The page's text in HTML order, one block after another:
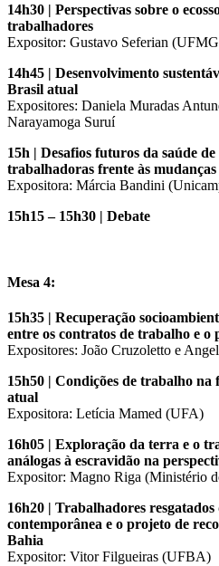
14h30 | Perspectivas sobre o
trabalhadores
Expositor: Gustavo Seferian
14h45 | Desenvolvimento
Brasil atual
Expositores: Daniela Muradas
Narayamoga Suruí
15h | Desafios futuros da saúde
trabalhadoras frente às mudanças
Expositora: Márcia Bandini
15h15 – 15h30 | Debate
Mesa 4:
15h35 | Recuperação
entre os contratos de trabalho e o
Expositores: João Cruzoletto e
15h50 | Condições de trabalho
atual
Expositora: Letícia Mamed (UFA)
16h05 | Exploração da terra e o
análogas à escravidão na
Expositor: Magno Riga (Ministério
16h20 | Trabalhadores resgatados
contemporânea e o projeto de
Bahia
Expositor: Vitor Filgueiras (UFBA)